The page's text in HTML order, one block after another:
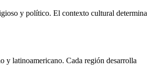
y político. El contexto cultural determina
y latinoamericano. Cada región desarrolla